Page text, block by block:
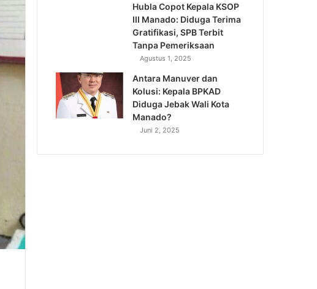
Hubla Copot Kepala KSOP
III Manado: Diduga Terima
Gratifikasi, SPB Terbit
Tanpa Pemeriksaan
Agustus 1, 2025
Antara Manuver dan
Kolusi: Kepala BPKAD
Diduga Jebak Wali Kota
Manado?
Juni 2, 2025